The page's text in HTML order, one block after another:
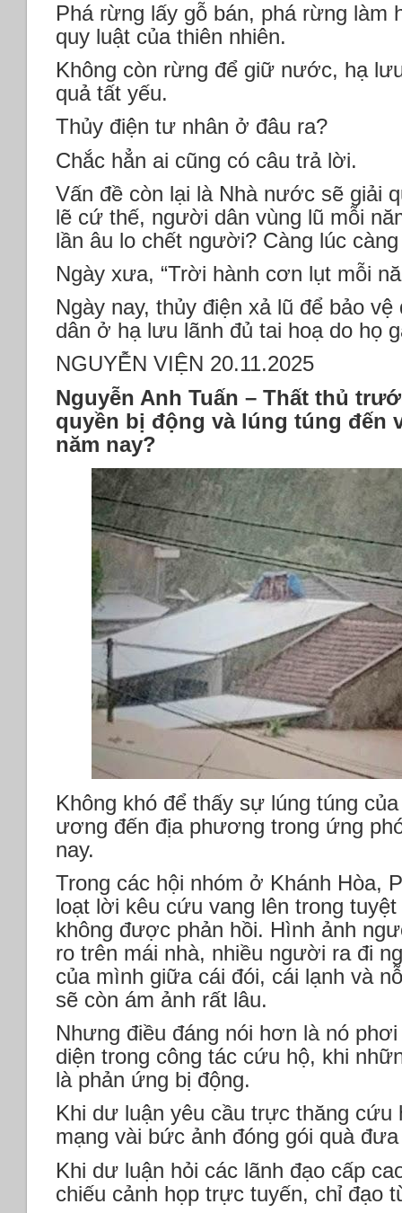
Phá rừng lấy gỗ bán, phá rừng làm
quy luật của thiên nhiên.
Không còn rừng để giữ nước, hạ
quả tất yếu.
Thủy điện tư nhân ở đâu ra?
Chắc hẳn ai cũng có câu trả lời.
Vấn đề còn lại là Nhà nước sẽ giải
lẽ cứ thế, người dân vùng lũ mỗi
lần âu lo chết người? Càng lúc
Ngày xưa, “Trời hành cơn lụt mỗi
Ngày nay, thủy điện xả lũ để bảo
dân ở hạ lưu lãnh đủ tai hoạ do họ
NGUYỄN VIỆN 20.11.2025
Nguyễn Anh Tuấn – Thất thủ
quyền bị động và lúng túng đến
năm nay?
Không khó để thấy sự lúng túng
ương đến địa phương trong ứng
nay.
Trong các hội nhóm ở Khánh Hòa,
loạt lời kêu cứu vang lên trong
không được phản hồi. Hình ảnh
ro trên mái nhà, nhiều người ra đi
của mình giữa cái đói, cái lạnh và
sẽ còn ám ảnh rất lâu.
Nhưng điều đáng nói hơn là nó
diện trong công tác cứu hộ, khi
là phản ứng bị động.
Khi dư luận yêu cầu trực thăng cứu
mạng vài bức ảnh đóng gói quà
Khi dư luận hỏi các lãnh đạo cấp
chiếu cảnh họp trực tuyến, chỉ đạo